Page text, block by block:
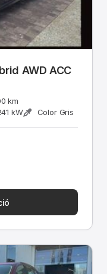
AWD ACC
km
kW Color Gris